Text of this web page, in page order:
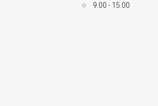
9.00 - 15.00